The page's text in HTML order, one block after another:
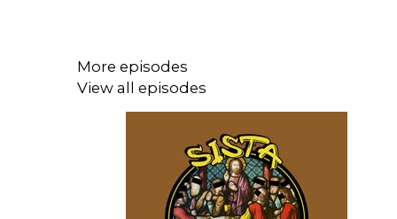
More episodes
View all episodes